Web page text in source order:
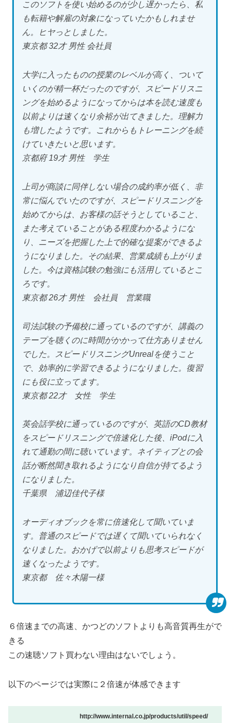
このソフトを使い始めるのが少し遅かったら、私
も転籍や解雇の対象になっていたかもしれませ
ん。ヒヤっとしました。
東京都 32才 男性 会社員
大学に入ったものの授業のレベルが高く、ついて
いくのが精一杯だったのですが、スピードリスニ
ングを始めるようになってからは本を読む速度も
以前よりは速くなり余裕が出てきました。理解力
も増したようです。これからもトレーニングを続
けていきたいと思います。
京都府 19才 男性 学生
上司が商談に同伴しない場合の成約率が低く、非
常に悩んでいたのですが、スピードリスニングを
始めてからは、お客様の話そうとしていること、
また考えていることがある程度わかるようにな
り、ニーズを把握した上で的確な提案ができるよ
うになりました。その結果、営業成績も上がりま
した。今は資格試験の勉強にも活用しているとこ
ろです。
東京都 26才 男性 会社員 営業職
司法試験の予備校に通っているのですが、講義の
テープを聴くのに時間がかかって仕方ありません
でした。スピードリスニングUnrealを使うこと
で、効率的に学習できるようになりました。復習
にも役に立ってます。
東京都 22才 女性 学生
英会話学校に通っているのですが、英語のCD教材
をスピードリスニングで倍速化した後、iPodに入
れて通勤の間に聴いています。ネイティブとの会
話が断然聞き取れるようになり自信が持てるよう
になりました。
千葉県 浦辺佳代子様
オーディオブックを常に倍速化して聞いていま
す。普通のスピードでは遅くて聞いていられなく
なりました。おかげで以前よりも思考スピードが
速くなったようです。
東京都 佐々木陽一様
６倍速までの高速、かつどのソフトよりも高音質再生がで
きる
この速聴ソフト買わない理由はないでしょう。
以下のページでは実際に２倍速が体感できます
http://www.internal.co.jp/products/util/speed/